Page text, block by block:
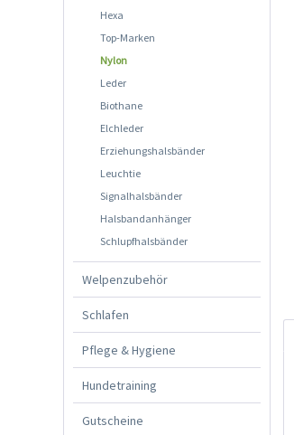
Hexa
Top-Marken
Nylon
Leder
Biothane
Elchleder
Erziehungshalsbänder
Leuchtie
Signalhalsbänder
Halsbandanhänger
Schlupfhalsbänder
Welpenzubehör
Schlafen
Pflege & Hygiene
Hundetraining
Gutscheine